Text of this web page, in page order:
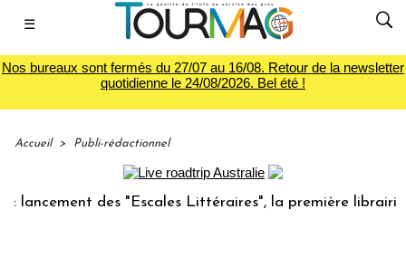
☰
Nos bureaux sont fermés du 27/07 au 16/08. Retour de la newsletter
quotidienne le 24/08/2026. Bel été !
Accueil > Publi-rédactionnel
des "Escales Littéraires", la première librairie du